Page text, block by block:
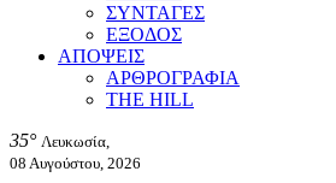
ΣΥΝΤΑΓΕΣ
ΕΞΟΔΟΣ
ΑΠΟΨΕΙΣ
ΑΡΘΡΟΓΡΑΦΙΑ
THE HILL
35° Λευκωσία,
08 Αυγούστου, 2026